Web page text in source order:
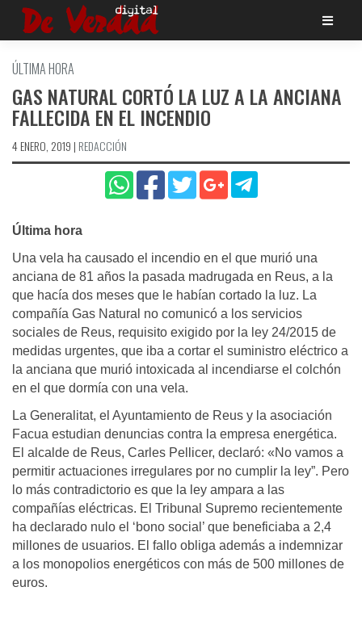
Saltar
ÚLTIMA HORA
GAS NATURAL CORTÓ LA LUZ A LA ANCIANA
FALLECIDA EN EL INCENDIO
4 ENERO, 2019 | REDACCIÓN
Última hora
Una vela ha causado el incendio en el que murió una
anciana de 81 años la pasada madrugada en Reus, a la
que hacía dos meses que le habían cortado la luz. La
compañía Gas Natural no comunicó a los servicios
sociales de Reus, requisito exigido por la ley 24/2015 de
medidas urgentes, que iba a cortar el suministro eléctrico a
la anciana que murió intoxicada al incendiarse el colchón
en el que dormía con una vela.
La Generalitat, el Ayuntamiento de Reus y la asociación
Facua estudian denuncias contra la empresa energética.
El alcalde de Reus, Carles Pellicer, declaró: «No vamos a
permitir actuaciones irregulares por no cumplir la ley”. Pero
lo más contradictorio es que la ley ampara a las
compañías eléctricas. El Tribunal Supremo recientemente
ha declarado nulo el ‘bono social’ que beneficiaba a 2,4
millones de usuarios. El fallo obliga además a indemnizar
a los monopolios energéticos con más de 500 millones de
euros.